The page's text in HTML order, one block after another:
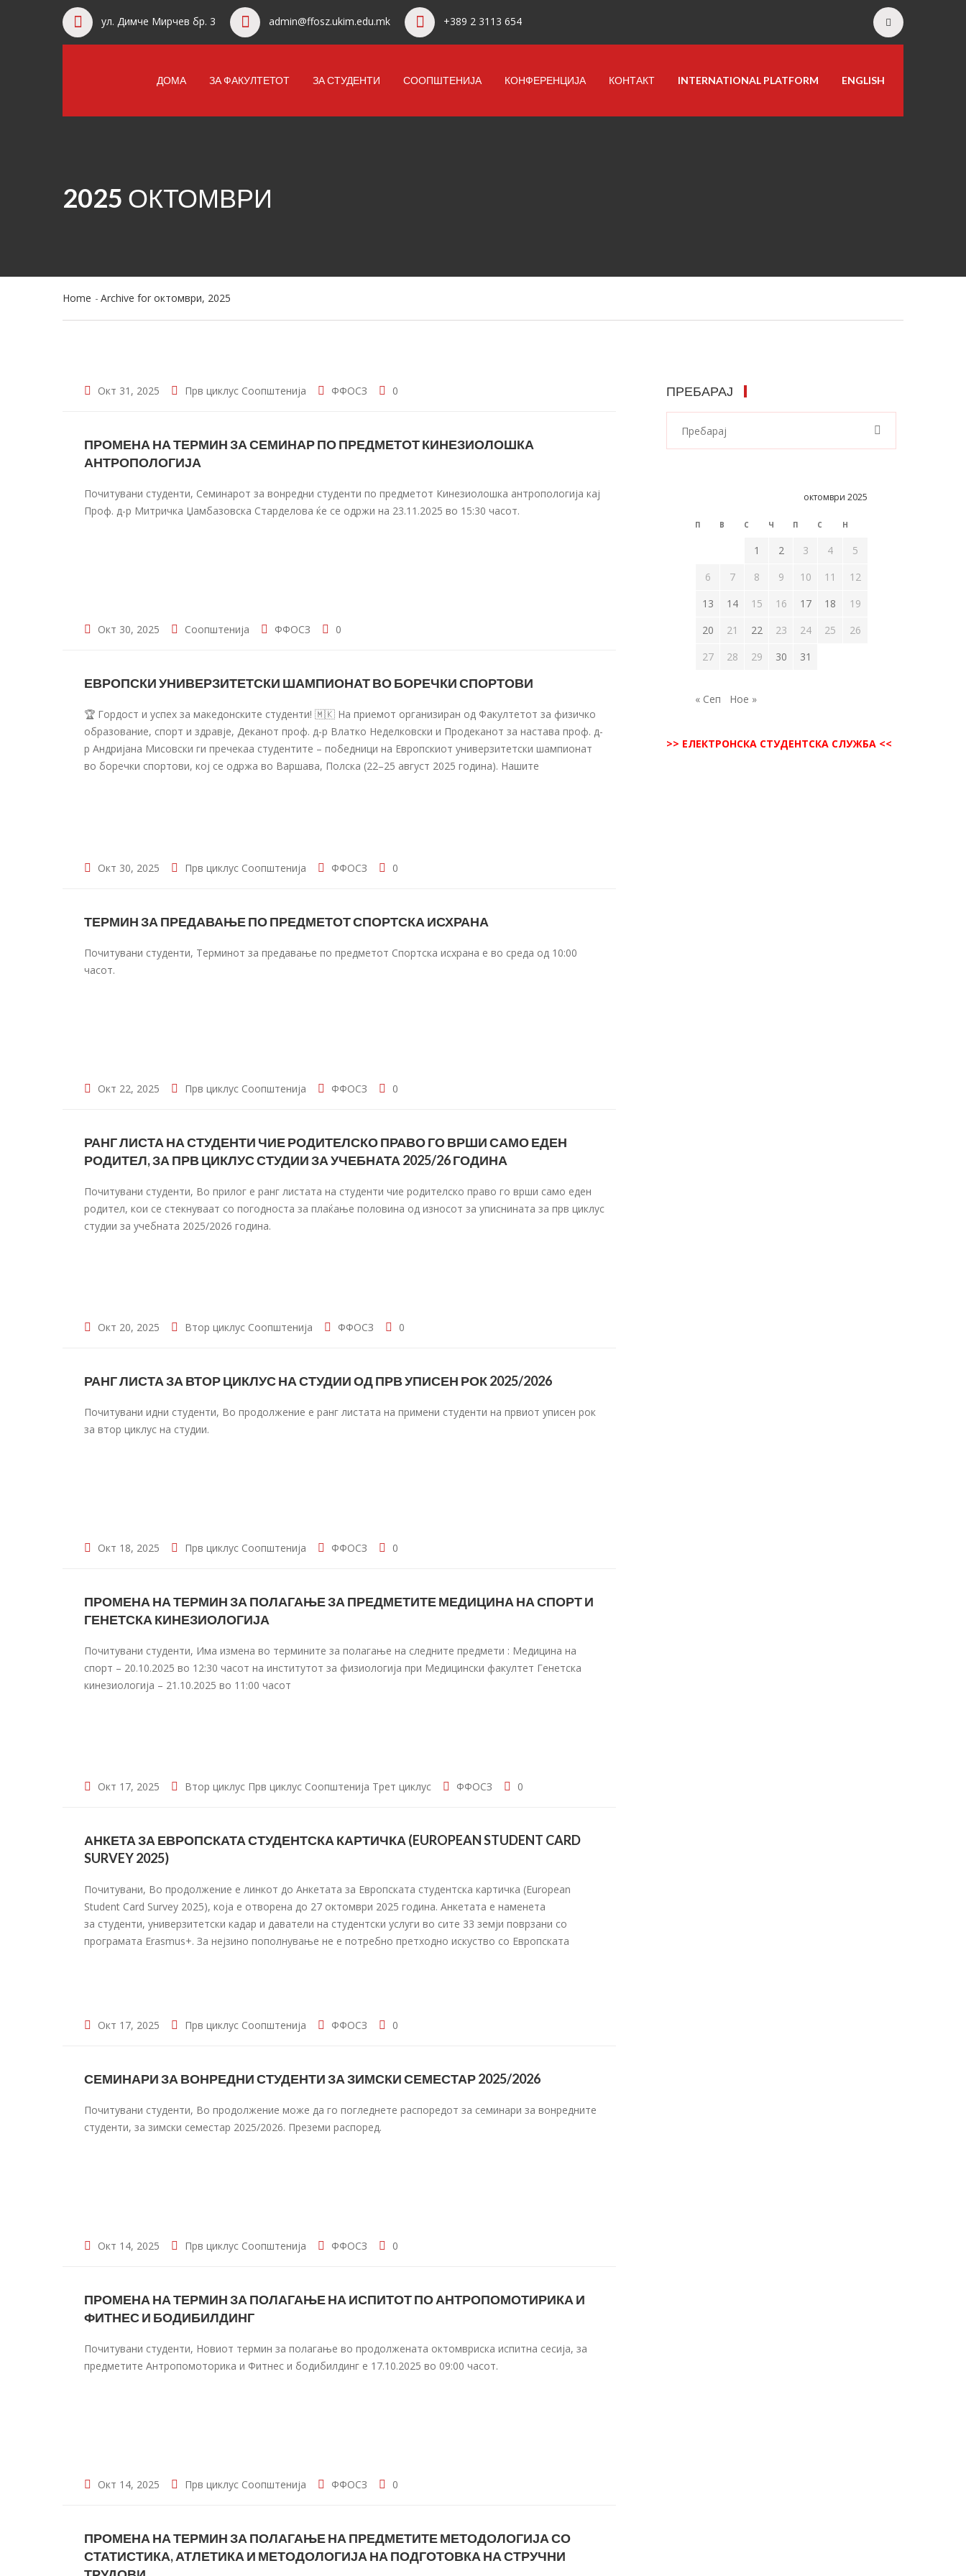
ул. Димче Мирчев бр. 3 admin@ffosz.ukim.edu.mk +389 2 3113 654
ДОМА ЗА ФАКУЛТЕТОТ ЗА СТУДЕНТИ СООПШТЕНИЈА КОНФЕРЕНЦИЈА КОНТАКТ INTERNATIONAL PLATFORM ENGLISH
2025 ОКТОМВРИ
Home Archive for октомври, 2025
Окт 31, 2025 Прв циклус Соопштенија ФФОСЗ 0
ПРОМЕНА НА ТЕРМИН ЗА СЕМИНАР ПО ПРЕДМЕТОТ КИНЕЗИОЛОШКА
АНТРОПОЛОГИЈА
Почитувани студенти, Семинарот за вонредни студенти по предметот Кинезиолошка антропологија кај
Проф. д-р Митричка Џамбазовска Старделова ќе се одржи на 23.11.2025 во 15:30 часот.
Окт 30, 2025 Соопштенија ФФОСЗ 0
ЕВРОПСКИ УНИВЕРЗИТЕТСКИ ШАМПИОНАТ ВО БОРЕЧКИ СПОРТОВИ
🏆 Гордост и успех за македонските студенти! 🇲🇰 На приемот организиран од Факултетот за физичко
образование, спорт и здравје, Деканот проф. д-р Влатко Неделковски и Продеканот за настава проф. д-
р Андријана Мисовски ги пречекаа студентите – победници на Европскиот универзитетски шампионат
во боречки спортови, кој се одржа во Варшава, Полска (22–25 август 2025 година). Нашите
Окт 30, 2025 Прв циклус Соопштенија ФФОСЗ 0
ТЕРМИН ЗА ПРЕДАВАЊЕ ПО ПРЕДМЕТОТ СПОРТСКА ИСХРАНА
Почитувани студенти, Терминот за предавање по предметот Спортска исхрана е во среда од 10:00
часот.
Окт 22, 2025 Прв циклус Соопштенија ФФОСЗ 0
РАНГ ЛИСТА НА СТУДЕНТИ ЧИЕ РОДИТЕЛСКО ПРАВО ГО ВРШИ САМО ЕДЕН
РОДИТЕЛ, ЗА ПРВ ЦИКЛУС СТУДИИ ЗА УЧЕБНАТА 2025/26 ГОДИНА
Почитувани студенти, Во прилог е ранг листата на студенти чие родителско право го врши само еден
родител, кои се стекнуваат со погодноста за плаќање половина од износот за уписнината за прв циклус
студии за учебната 2025/2026 година.
Окт 20, 2025 Втор циклус Соопштенија ФФОСЗ 0
РАНГ ЛИСТА ЗА ВТОР ЦИКЛУС НА СТУДИИ ОД ПРВ УПИСЕН РОК 2025/2026
Почитувани идни студенти, Во продолжение е ранг листата на примени студенти на првиот уписен рок
за втор циклус на студии.
Окт 18, 2025 Прв циклус Соопштенија ФФОСЗ 0
ПРОМЕНА НА ТЕРМИН ЗА ПОЛАГАЊЕ ЗА ПРЕДМЕТИТЕ МЕДИЦИНА НА СПОРТ И
ГЕНЕТСКА КИНЕЗИОЛОГИЈА
Почитувани студенти, Има измена во термините за полагање на следните предмети : Медицина на
спорт – 20.10.2025 во 12:30 часот на институтот за физиологија при Медицински факултет Генетска
кинезиологија – 21.10.2025 во 11:00 часот
Окт 17, 2025 Втор циклус Прв циклус Соопштенија Трет циклус ФФОСЗ 0
АНКЕТА ЗА ЕВРОПСКАТА СТУДЕНТСКА КАРТИЧКА (EUROPEAN STUDENT CARD
SURVEY 2025)
Почитувани, Во продолжение е линкот до Анкетата за Европската студентска картичка (European
Student Card Survey 2025), која е отворена до 27 октомври 2025 година. Анкетата е наменета
за студенти, универзитетски кадар и даватели на студентски услуги во сите 33 земји поврзани со
програмата Erasmus+. За нејзино пополнување не е потребно претходно искуство со Европската
Окт 17, 2025 Прв циклус Соопштенија ФФОСЗ 0
СЕМИНАРИ ЗА ВОНРЕДНИ СТУДЕНТИ ЗА ЗИМСКИ СЕМЕСТАР 2025/2026
Почитувани студенти, Во продолжение може да го погледнете распоредот за семинари за вонредните
студенти, за зимски семестар 2025/2026. Преземи распоред.
Окт 14, 2025 Прв циклус Соопштенија ФФОСЗ 0
ПРОМЕНА НА ТЕРМИН ЗА ПОЛАГАЊЕ НА ИСПИТОТ ПО АНТРОПОМОТИРИКА И
ФИТНЕС И БОДИБИЛДИНГ
Почитувани студенти, Новиот термин за полагање во продолжената октомвриска испитна сесија, за
предметите Антропомоторика и Фитнес и бодибилдинг е 17.10.2025 во 09:00 часот.
Окт 14, 2025 Прв циклус Соопштенија ФФОСЗ 0
ПРОМЕНА НА ТЕРМИН ЗА ПОЛАГАЊЕ НА ПРЕДМЕТИТЕ МЕТОДОЛОГИЈА СО
СТАТИСТИКА, АТЛЕТИКА И МЕТОДОЛОГИЈА НА ПОДГОТОВКА НА СТРУЧНИ
ПРЕБАРАЈ
октомври 2025
П В С Ч П С Н
1 2 3 4
5
6
7 8 9 10 11
12
13
14 15 16 17 18
19
20
21 22 23 24 25
26
27
28 29 30 31
« Сеп Ное »
>> ЕЛЕКТРОНСКА СТУДЕНТСКА СЛУЖБА <<